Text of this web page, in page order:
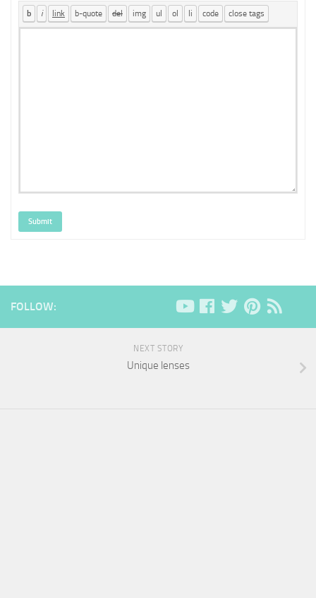
Submit
FOLLOW:
NEXT STORY
Unique lenses